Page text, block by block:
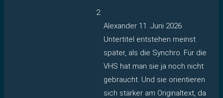
Alexander 11. Juni 2026
Untertitel entstehen meinst
später, als die Synchro. Für die
VHS hat man sie ja noch nicht
gebraucht. Und sie orientieren
sich stärker am Originaltext, da